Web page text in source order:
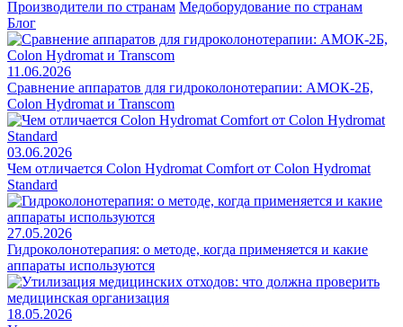
Производители по странам Медоборудование по странам
Блог
11.06.2026
Сравнение аппаратов для гидроколонотерапии: АМОК-2Б,
Colon Hydromat и Transcom
03.06.2026
Чем отличается Colon Hydromat Comfort от Colon Hydromat
Standard
27.05.2026
Гидроколонотерапия: о методе, когда применяется и какие
аппараты используются
18.05.2026